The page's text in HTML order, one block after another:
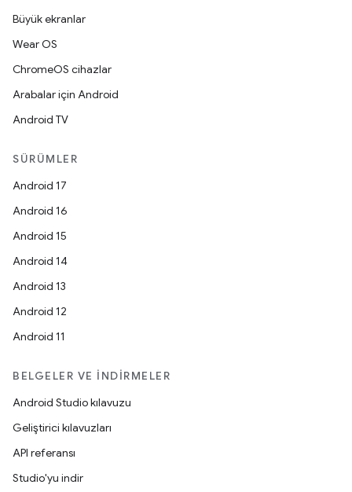
Büyük ekranlar
Wear OS
ChromeOS cihazlar
Arabalar için Android
Android TV
SÜRÜMLER
Android 17
Android 16
Android 15
Android 14
Android 13
Android 12
Android 11
BELGELER VE İNDIRMELER
Android Studio kılavuzu
Geliştirici kılavuzları
API referansı
Studio'yu indir